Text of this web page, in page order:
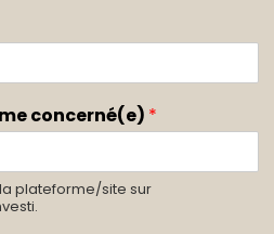
concerné(e) *
plateforme/site sur